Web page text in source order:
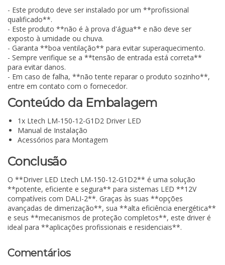
- Este produto deve ser instalado por um **profissional
qualificado**.
- Este produto **não é à prova d'água** e não deve ser
exposto à umidade ou chuva.
- Garanta **boa ventilação** para evitar superaquecimento.
- Sempre verifique se a **tensão de entrada está correta**
para evitar danos.
- Em caso de falha, **não tente reparar o produto sozinho**,
entre em contato com o fornecedor.
Conteúdo da Embalagem
1x Ltech LM-150-12-G1D2 Driver LED
Manual de Instalação
Acessórios para Montagem
Conclusão
O **Driver LED Ltech LM-150-12-G1D2** é uma solução
**potente, eficiente e segura** para sistemas LED **12V
compatíveis com DALI-2**. Graças às suas **opções
avançadas de dimerização**, sua **alta eficiência energética**
e seus **mecanismos de proteção completos**, este driver é
ideal para **aplicações profissionais e residenciais**.
Comentários